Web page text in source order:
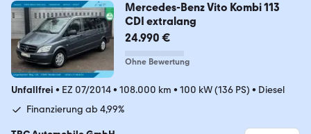
Mercedes-Benz Vito Kombi 113
CDI extralang
24.990 €
Ohne Bewertung
Unfallfrei • EZ 07/2014• 108.000 km • 100 kW (136 PS) • Diesel
Finanzierung ab 4,99%